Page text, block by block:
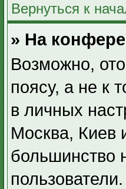
Вернуться к
» На
Возможно,
поясу, а не к
в личных
Москва, Киев
большинство